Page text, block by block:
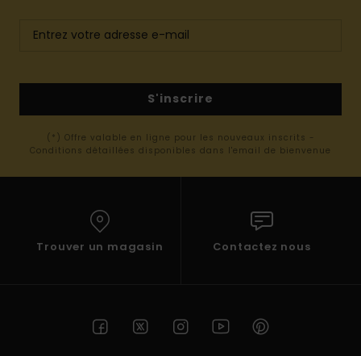
S'inscrire
(*) Offre valable en ligne pour les nouveaux inscrits -
Conditions détaillées disponibles dans l'email de bienvenue
Trouver un magasin Contactez nous